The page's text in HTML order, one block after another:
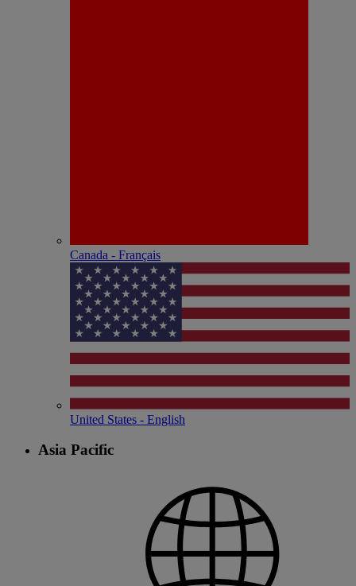
Canada - Français
United States - English
Asia Pacific